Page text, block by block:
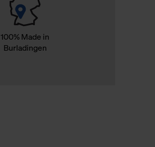
100% Made in
Burladingen